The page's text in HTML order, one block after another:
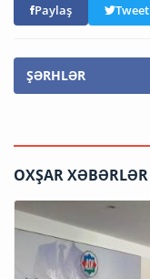
Paylaş Tweet
ŞƏRHLƏR
OXŞAR XƏBƏRLƏR